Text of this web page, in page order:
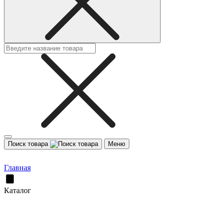
Поиск товара Меню
Главная
Каталог